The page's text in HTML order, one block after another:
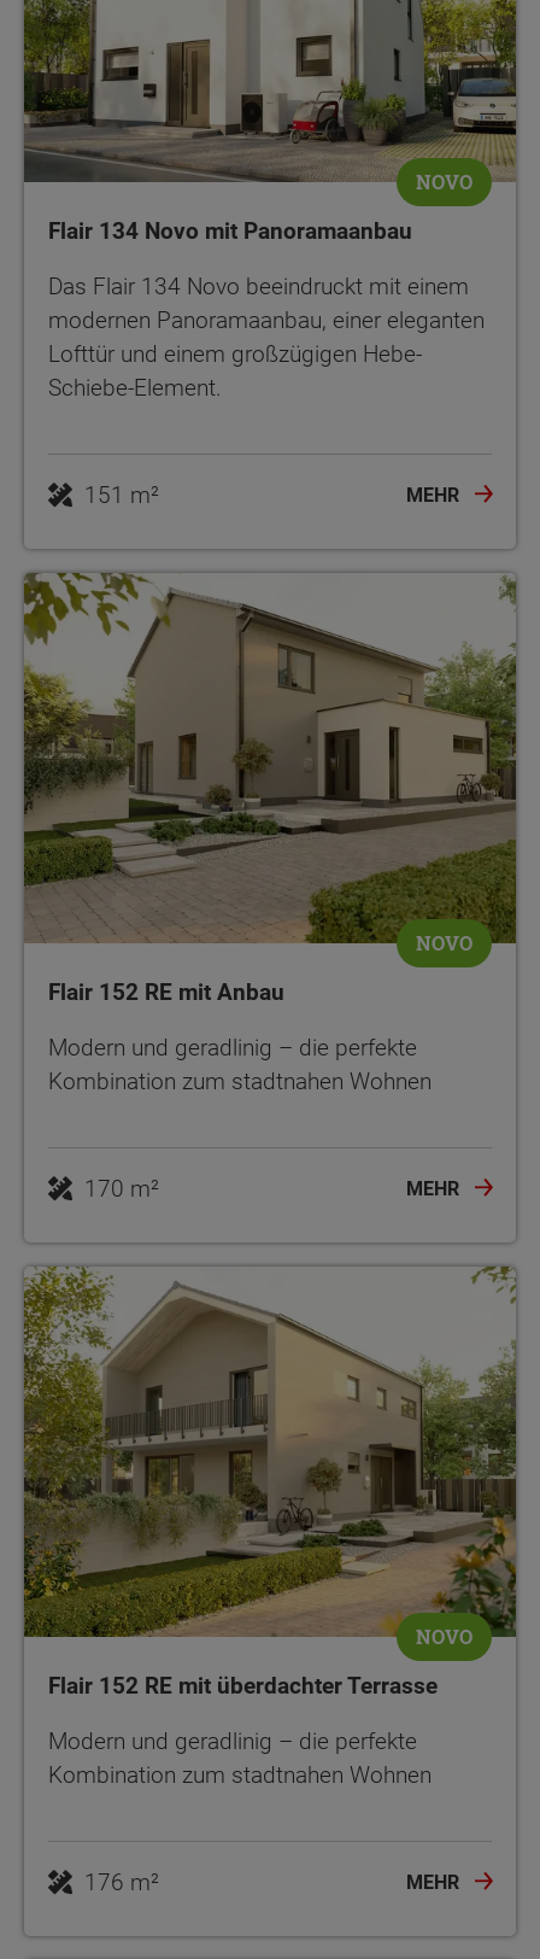
NOVO
Flair 134 Novo mit Panoramaanbau
Das Flair 134 Novo beeindruckt mit einem
modernen Panoramaanbau, einer eleganten
Lofttür und einem großzügigen Hebe-
Schiebe-Element.
151 m² MEHR
NOVO
Flair 152 RE mit Anbau
Modern und geradlinig – die perfekte
Kombination zum stadtnahen Wohnen
170 m² MEHR
NOVO
Flair 152 RE mit überdachter Terrasse
Modern und geradlinig – die perfekte
Kombination zum stadtnahen Wohnen
176 m² MEHR